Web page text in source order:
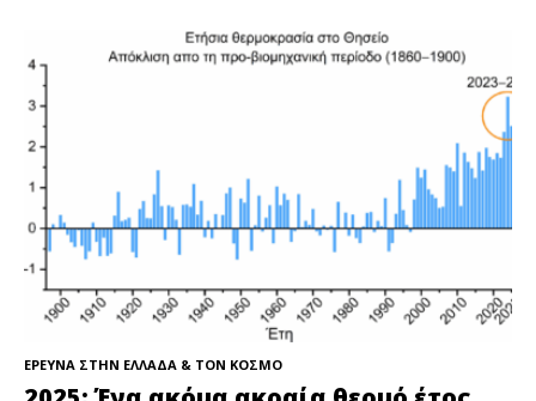
ΕΡΕΥΝΑ ΣΤΗΝ ΕΛΛΑΔΑ & ΤΟΝ ΚΟΣΜΟ